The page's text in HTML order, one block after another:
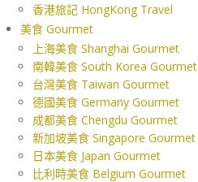
香港旅記 HongKong Travel
美食 Gourmet
上海美食 Shanghai Gourmet
南韓美食 South Korea Gourmet
台灣美食 Taiwan Gourmet
德國美食 Germany Gourmet
成都美食 Chengdu Gourmet
新加坡美食 Singapore Gourmet
日本美食 Japan Gourmet
比利時美食 Belgium Gourmet